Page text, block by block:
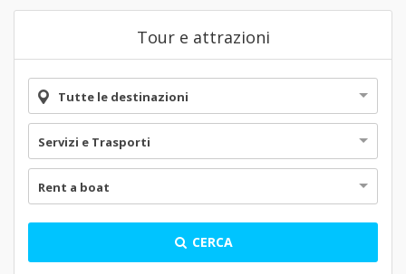
Tour e attrazioni
Tutte le destinazioni
Servizi e Trasporti
Rent a boat
CERCA